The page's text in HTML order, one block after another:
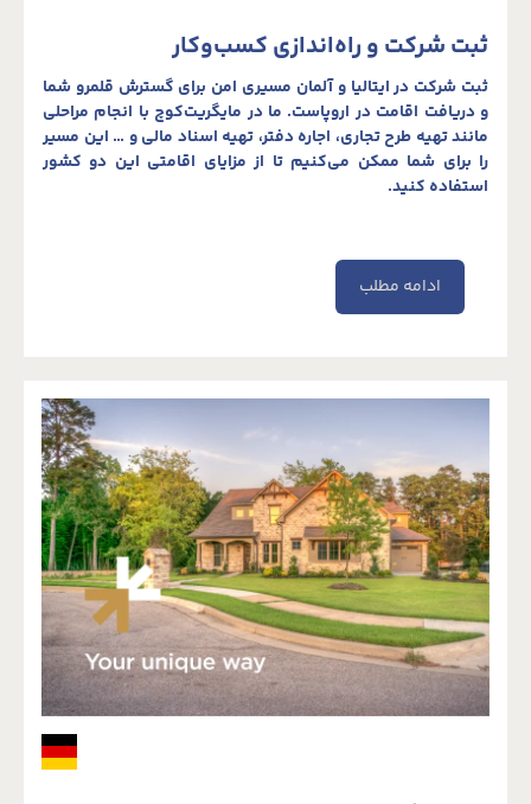
ثبت شرکت و راه‌اندازی کسب‌وکار
ثبت شرکت در ایتالیا و آلمان مسیری امن برای گسترش قلمرو شما
و دریافت اقامت در اروپاست. ما در مایگریت‌کوچ با انجام مراحلی
مانند تهیه طرح تجاری، اجاره دفتر، تهیه اسناد مالی و … این مسیر
را برای شما ممکن می‌کنیم تا از مزایای اقامتی این دو کشور
استفاده کنید.
ادامه مطلب